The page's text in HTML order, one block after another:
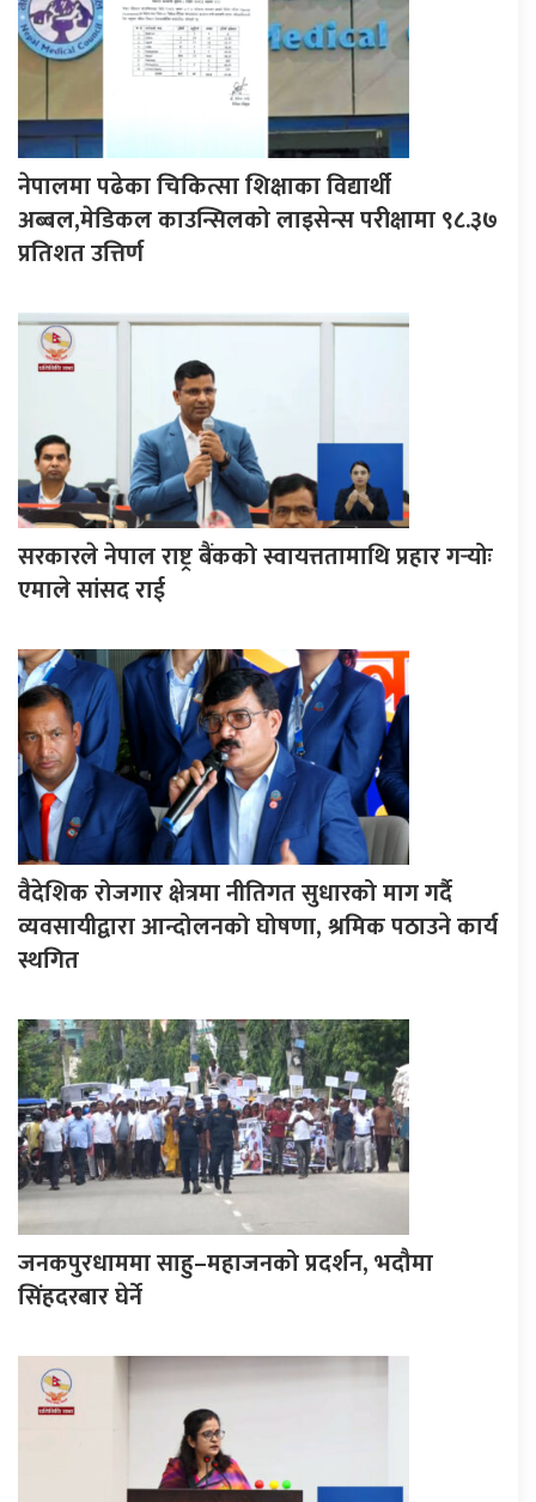
नेपालमा पढेका चिकित्सा शिक्षाका विद्यार्थी
अब्बल,मेडिकल काउन्सिलको लाइसेन्स परीक्षामा ९८.३७
प्रतिशत उत्तिर्ण
सरकारले नेपाल राष्ट्र बैंकको स्वायत्ततामाथि प्रहार गर्‍योः
एमाले सांसद राई
वैदेशिक रोजगार क्षेत्रमा नीतिगत सुधारको माग गर्दै
व्यवसायीद्वारा आन्दोलनको घोषणा, श्रमिक पठाउने कार्य
स्थगित
जनकपुरधाममा साहु–महाजनको प्रदर्शन, भदौमा
सिंहदरबार घेर्ने